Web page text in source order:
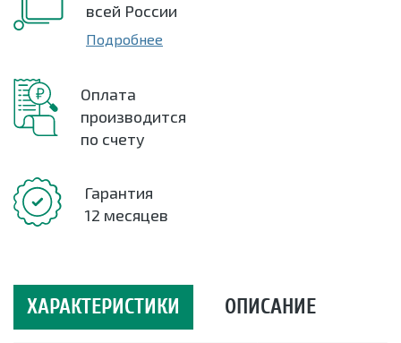
всей России
Подробнее
Оплата
производится
по счету
Гарантия
12 месяцев
ХАРАКТЕРИСТИКИ ОПИСАНИЕ